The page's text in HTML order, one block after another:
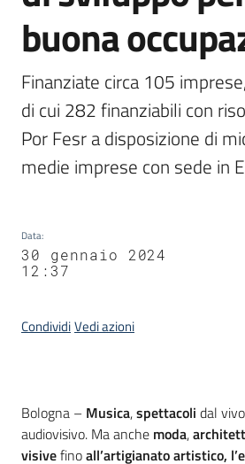
buona
Finanziate circa 105
di cui 282 finanziabili con
Por Fesr a disposizione di
medie imprese con sede in
Data:
30 gennaio 2024
12:37
CondividiVedi azioni
Contenuto
Bologna – Musica,spettacoli dal
audiovisivo. Ma anche moda,
visivefinoall’artigianato artistico,